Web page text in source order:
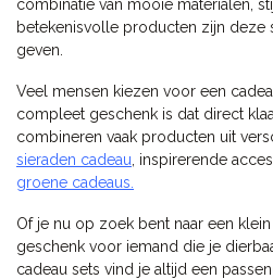
combinatie van mooie materialen,
betekenisvolle producten zijn deze
geven.
Veel mensen kiezen voor een
compleet geschenk is dat direct
combineren vaak producten uit
sieraden cadeau , inspirerende
groene cadeaus.
Of je nu op zoek bent naar een
geschenk voor iemand die je
cadeau sets vind je altijd een